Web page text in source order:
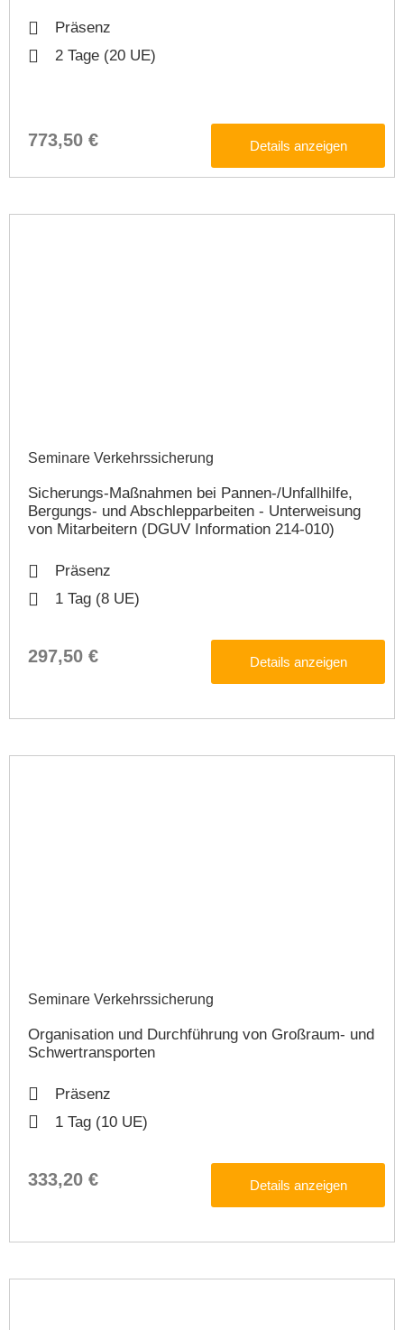
Präsenz
2 Tage (20 UE)
773,50 € Details anzeigen
Seminare Verkehrssicherung​
Sicherungs-Maßnahmen bei Pannen-/Unfallhilfe,
Bergungs- und Abschlepparbeiten - Unterweisung
von Mitarbeitern (DGUV Information 214-010)
Präsenz
1 Tag (8 UE)
297,50 € Details anzeigen
Seminare Verkehrssicherung​
Organisation und Durchführung von Großraum- und
Schwertransporten ​
Präsenz
1 Tag (10 UE)
333,20 € Details anzeigen